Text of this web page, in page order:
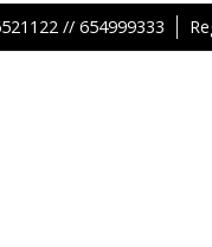
// 654999333